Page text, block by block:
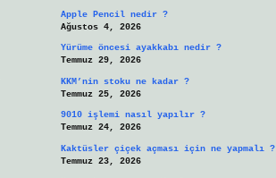
Apple Pencil nedir ?
Ağustos 4, 2026
Yürüme öncesi ayakkabı nedir ?
Temmuz 29, 2026
KKM’nin stoku ne kadar ?
Temmuz 25, 2026
9010 işlemi nasıl yapılır ?
Temmuz 24, 2026
Kaktüsler çiçek açması için ne yapmalı ?
Temmuz 23, 2026